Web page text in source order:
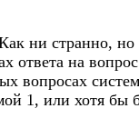
ни странно,
ответа на
вопросах
1, или хотя бы